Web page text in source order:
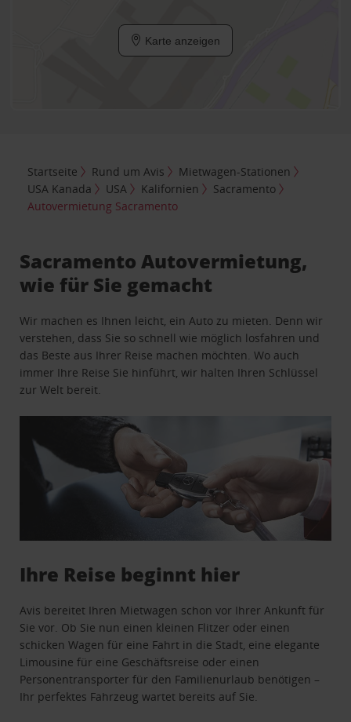
Karte anzeigen
Startseite Rund um Avis
Mietwagen-Stationen
USA Kanada
USA Kalifornien
Sacramento
Autovermietung Sacramento
Sacramento Autovermietung,
wie für Sie gemacht
Wir machen es Ihnen leicht, ein Auto zu mieten. Denn wir
verstehen, dass Sie so schnell wie möglich losfahren und
das Beste aus Ihrer Reise machen möchten. Wo auch
immer Ihre Reise Sie hinführt, wir halten Ihren Schlüssel
zur Welt bereit.
Ihre Reise beginnt hier
Avis bereitet Ihren Mietwagen schon vor Ihrer Ankunft für
Sie vor. Ob Sie nun einen kleinen Flitzer oder einen
schicken Wagen für eine Fahrt in die Stadt, eine elegante
Limousine für eine Geschäftsreise oder einen
Personentransporter für den Familienurlaub benötigen –
Ihr perfektes Fahrzeug wartet bereits auf Sie.